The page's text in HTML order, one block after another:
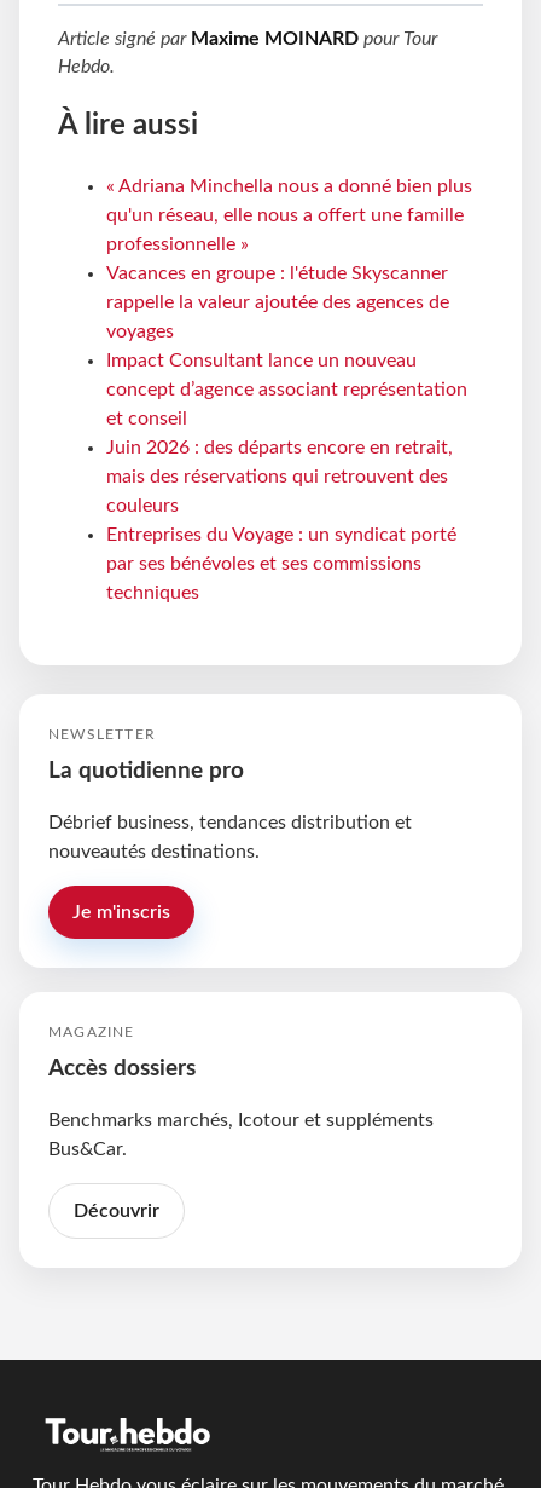
Article signé par Maxime MOINARD pour Tour
Hebdo.
À lire aussi
« Adriana Minchella nous a donné bien plus
qu'un réseau, elle nous a offert une famille
professionnelle »
Vacances en groupe : l'étude Skyscanner
rappelle la valeur ajoutée des agences de
voyages
Impact Consultant lance un nouveau
concept d’agence associant représentation
et conseil
Juin 2026 : des départs encore en retrait,
mais des réservations qui retrouvent des
couleurs
Entreprises du Voyage : un syndicat porté
par ses bénévoles et ses commissions
techniques
NEWSLETTER
La quotidienne pro
Débrief business, tendances distribution et
nouveautés destinations.
Je m'inscris
MAGAZINE
Accès dossiers
Benchmarks marchés, Icotour et suppléments
Bus&Car.
Découvrir